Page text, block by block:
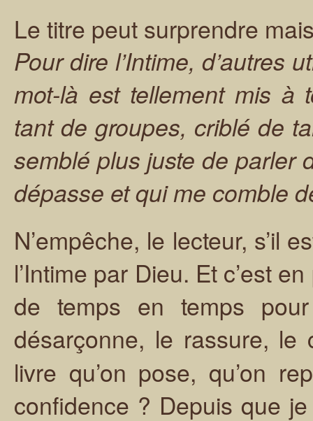
Le titre peut surprendre
Pour dire l’Intime, d’autres
mot-là est tellement mis à
tant de groupes, criblé de
semblé plus juste de parler
dépasse et qui me comble
N’empêche, le lecteur, s’il
l’Intime par Dieu. Et c’est
de temps en temps
désarçonne, le rassure,
livre qu’on pose, qu’on
confidence ? Depuis que